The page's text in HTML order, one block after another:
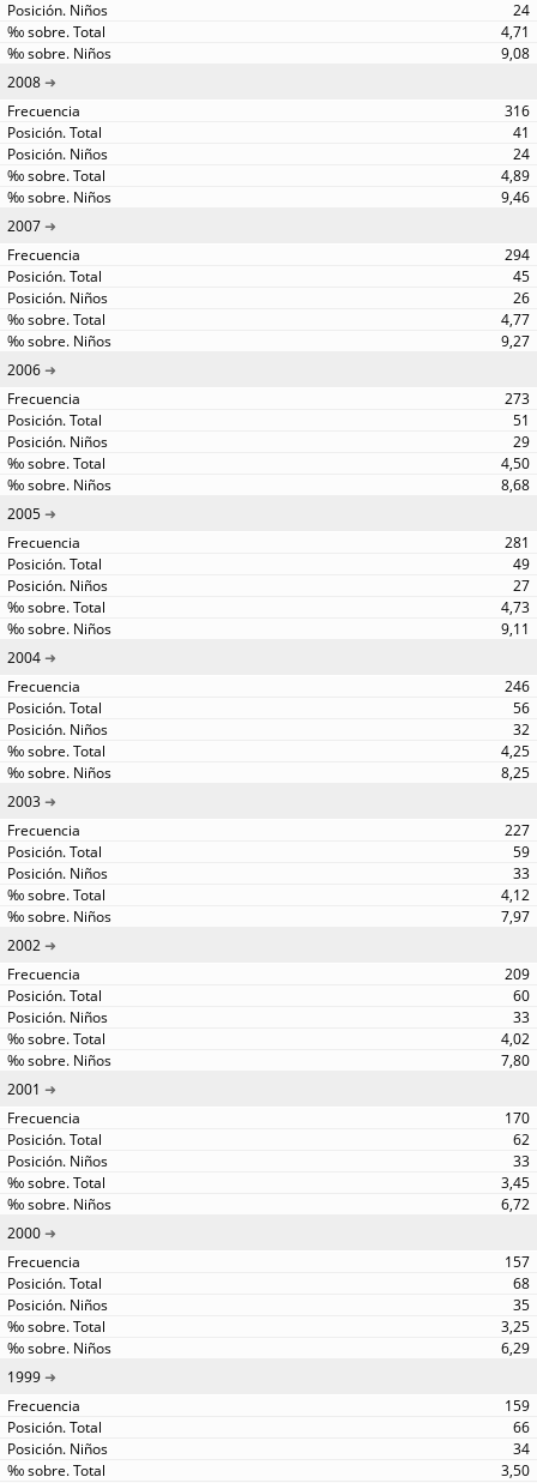
24
4,71
9,08
2008
316
41
24
4,89
9,46
2007
294
45
26
4,77
9,27
2006
273
51
29
4,50
8,68
2005
281
49
27
4,73
9,11
2004
246
56
32
4,25
8,25
2003
227
59
33
4,12
7,97
2002
209
60
33
4,02
7,80
2001
170
62
33
3,45
6,72
2000
157
68
35
3,25
6,29
1999
159
66
34
3,50